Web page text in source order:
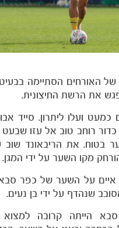
התקפה של האורחים הסתיימה
את הרשת החיצונית.
הצהובים כמעט ועלו ליתרון.
כדור רוחב טוב אל עזו
בטוח. את הריבאונד
מקו השער על ידי המגן.
שוב עזו איים על השער של כפר
שנהדף על ידי בן נעים.
כפר סבא הייתה קרובה